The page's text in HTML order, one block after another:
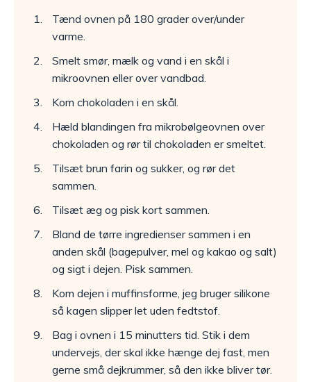
Tænd ovnen på 180 grader over/under
varme.
Smelt smør, mælk og vand i en skål i
mikroovnen eller over vandbad.
Kom chokoladen i en skål.
Hæld blandingen fra mikrobølgeovnen over
chokoladen og rør til chokoladen er smeltet.
Tilsæt brun farin og sukker, og rør det
sammen.
Tilsæt æg og pisk kort sammen.
Bland de tørre ingredienser sammen i en
anden skål (bagepulver, mel og kakao og salt)
og sigt i dejen. Pisk sammen.
Kom dejen i muffinsforme, jeg bruger silikone
så kagen slipper let uden fedtstof.
Bag i ovnen i 15 minutters tid. Stik i dem
undervejs, der skal ikke hænge dej fast, men
gerne små dejkrummer, så den ikke bliver tør.